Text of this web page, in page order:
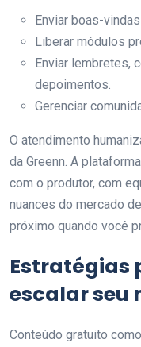
Enviar boas-
Liberar módulos
Enviar lembretes,
depoimentos.
Gerenciar
O atendimento
da Greenn. A
com o produtor, com
nuances do mercado
próximo quando você
Estratégias
escalar seu
Conteúdo gratuito